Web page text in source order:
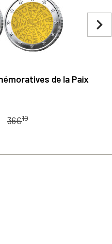
de la Paix
Prix de base
36€10
navigate_next